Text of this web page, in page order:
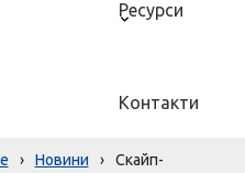
Ресурси
Контакти
› Новини ›
Скайп-